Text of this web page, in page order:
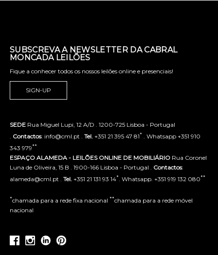
SUBSCREVA A NEWSLETTER DA CABRAL
MONCADA LEILÕES
Fique a conhecer todos os nossos leilões online e presenciais!
SIGN-UP
SEDE Rua Miguel Lupi, 12 A/D . 1200-725 Lisboa - Portugal
Contactos: info@cml.pt . Tel. +351 21 395 47 81* . Whatsapp +351 910
343 979**
ESPAÇO ALAMEDA - LEILÕES ONLINE DE MOBILIÁRIO Rua Coronel
Luna de Oliveira, 15 B . 1900-166 Lisboa - Portugal . Contactos:
alameda@cml.pt . Tel. +351 21 131 93 14* . Whatsapp. +351 919 132 080**
*chamada para a rede fixa nacional **chamada para a rede móvel
nacional